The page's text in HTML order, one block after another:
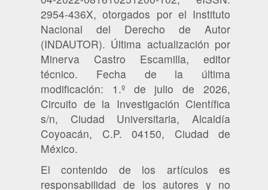
2954-436X, otorgados por el Instituto
Nacional del Derecho de Autor
(INDAUTOR). Última actualización por
Minerva Castro Escamilla, editor
técnico. Fecha de la última
modificación: 1.º de julio de 2026,
Circuito de la Investigación Científica
s/n, Ciudad Universitaria, Alcaldía
Coyoacán, C.P. 04150, Ciudad de
México.
El contenido de los artículos es
responsabilidad de los autores y no